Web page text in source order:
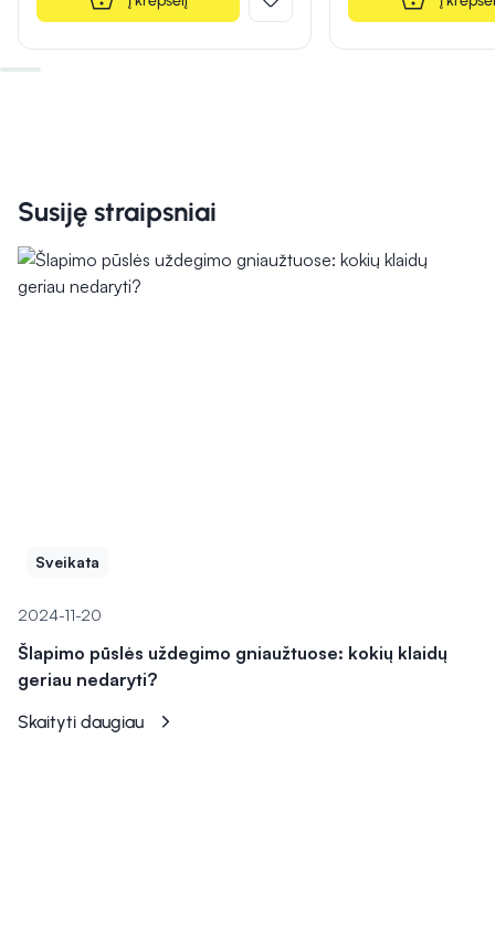
Susiję straipsniai
Sveikata
2024-11-20
Šlapimo pūslės uždegimo gniaužtuose: kokių klaidų
geriau nedaryti?
Skaityti daugiau